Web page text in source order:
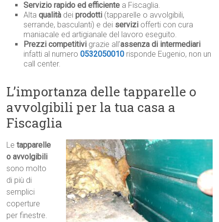
Servizio rapido ed efficiente a Fiscaglia.
Altaqualità deiprodotti (tapparelle o avvolgibili,
serrande, basculanti) e dei servizi offerti con cura
maniacale ed artigianale del lavoro eseguito.
Prezzi competitivi grazie all’assenza di intermediari
infatti al numero0532050010 risponde Eugenio, non un
call center.
L’importanza delle tapparelle o
avvolgibili per la tua casa a
Fiscaglia
Letapparelle
o avvolgibili
sono molto
di più di
semplici
coperture
per finestre.